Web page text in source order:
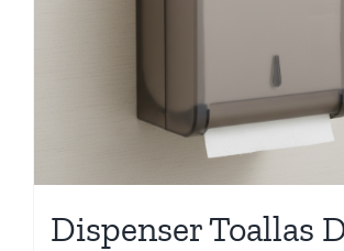
Dispenser Toallas